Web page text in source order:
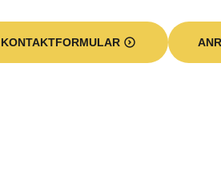
KONTAKTFORMULAR